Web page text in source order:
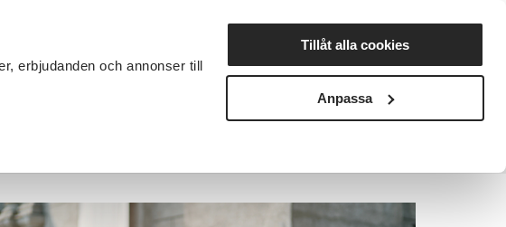
erbjudanden och annonser till
Tillåt alla cookies
Anpassa
Nyheter Avdelningar